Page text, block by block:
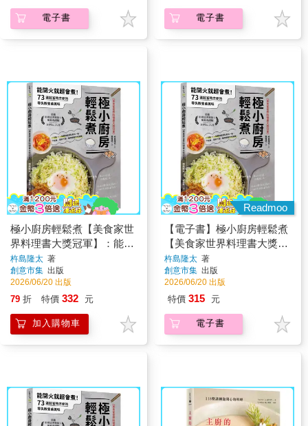
電子書 電子書
極小廚房輕鬆煮【美食家世
界料理書大獎冠軍】：能開
火就超會煮！73道超省時方
便的零失敗餐桌美味
杵島隆太 著
創意市集 出版
2026/06/20 出版
79 折 特價 332 元
加入購物車
Readmoo
【電子書】極小廚房輕鬆煮
【美食家世界料理書大獎冠
軍】
杵島隆太 著
創意市集 出版
2026/06/20 出版
特價 315 元
電子書